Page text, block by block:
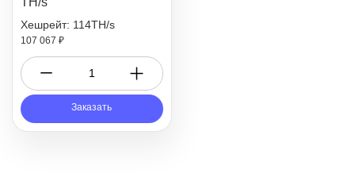
Хешрейт: 114TH/s
107 067 ₽
Заказать